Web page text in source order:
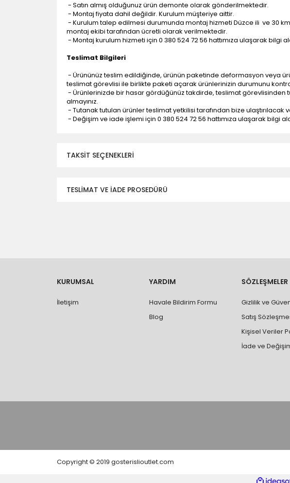
- Satın almış olduğunuz ürün demonte olarak gönderilmektedir.
- Montaj fiyata dahil değildir. Kurulum müşteriye aittir.
- Kurulum talep edilmesi durumunda montaj hizmeti Düzce ili ve 30 km
montaj ekibi tarafından ücretli olarak verilmektedir.
- Montaj kurulum hizmeti için 0 380 524 72 56 hattımıza ulaşarak bilgi
Teslimat Bilgileri
- Ürününüz teslim edildiğinde, ürünün paketinde deformasyon veya
teslimat görevlisi ile birlikte paketi açarak ürünlerinizin durumunu
- Ürünlerinizde bir hasar gördüğünüz takdirde, teslimat görevlisinden
almayınız.
- Tutanak tutulan ürünler teslimat yetkilisi tarafından bize ulaştırılacak
- Değişim ve iade işlemi için 0 380 524 72 56 hattımıza ulaşarak bilgi
TAKSIT SEÇENEKLERI
TESLİMAT VE İADE PROSEDÜRÜ
- Özel sipariş ürünlerde ölçü, ebat, yükseklik vb. hatalar yüzünden
değiştirilmez.
- Vitrifiye, tekne, küvet, kabin, banyo dolabı vb. ürünlerin siparişini
kişi veya firmaya mutlaka ölçü ve ebat kontrolü yaptırınız.
KURUMSAL
İletişim
YARDIM
Havale Bildirim Formu
Blog
SÖZLEŞMELER
Gizlilik ve
Satış
Kişisel Veriler
İade ve
Copyright © 2019 gosterislioutlet.com